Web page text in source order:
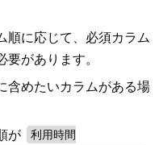
順に応じて、必須カラム
があります。
含めたいカラムがある場
が
利用時間